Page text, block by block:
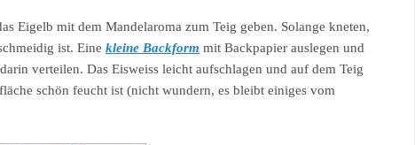
Eigelb mit dem Mandelaroma zum Teig geben. Solange kneten,
ist. Eine kleine Backform mit Backpapier auslegen und
verteilen. Das Eisweiss leicht aufschlagen und auf dem Teig
schön feucht ist (nicht wundern, es bleibt einiges vom